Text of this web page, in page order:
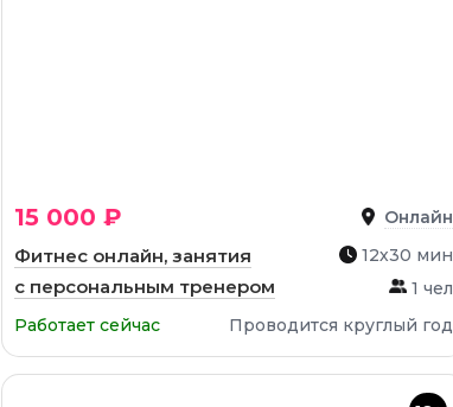
15 000 ₽ Онлайн
Фитнес онлайн, занятия
с персональным тренером
12х30 мин
1 чел
Работает сейчас
Проводится круглый год